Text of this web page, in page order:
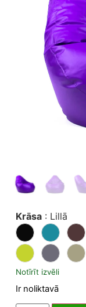
Krāsa : Lillā
Notīrīt izvēli
Ir noliktavā